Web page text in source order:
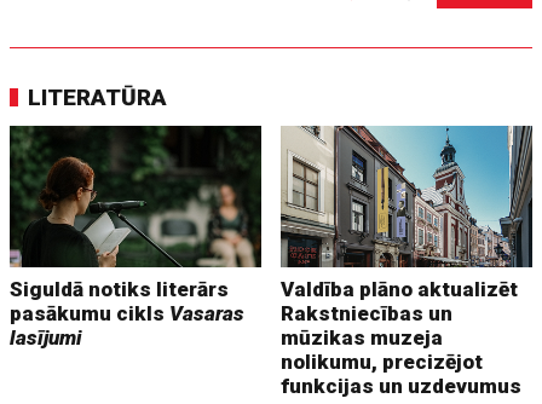
LITERATŪRA
Siguldā notiks literārs
pasākumu cikls Vasaras
lasījumi
Valdība plāno aktualizēt
Rakstniecības un
mūzikas muzeja
nolikumu, precizējot
funkcijas un uzdevumus